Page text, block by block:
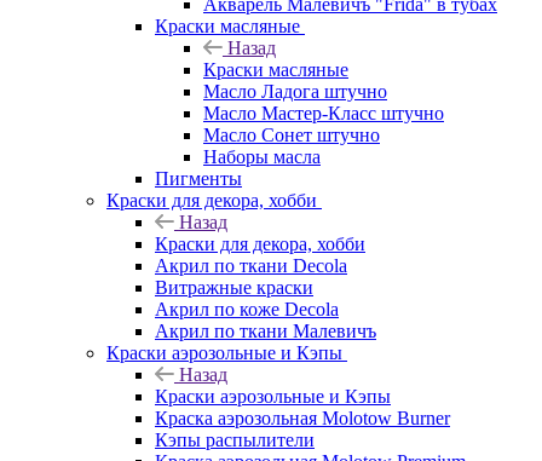
Акварель Малевичъ "Frida" в тубах
Краски масляные
Назад
Краски масляные
Масло Ладога штучно
Масло Мастер-Класс штучно
Масло Сонет штучно
Наборы масла
Пигменты
Краски для декора, хобби
Назад
Краски для декора, хобби
Акрил по ткани Decola
Витражные краски
Акрил по коже Decola
Акрил по ткани Малевичъ
Краски аэрозольные и Кэпы
Назад
Краски аэрозольные и Кэпы
Краска аэрозольная Molotow Burner
Кэпы распылители